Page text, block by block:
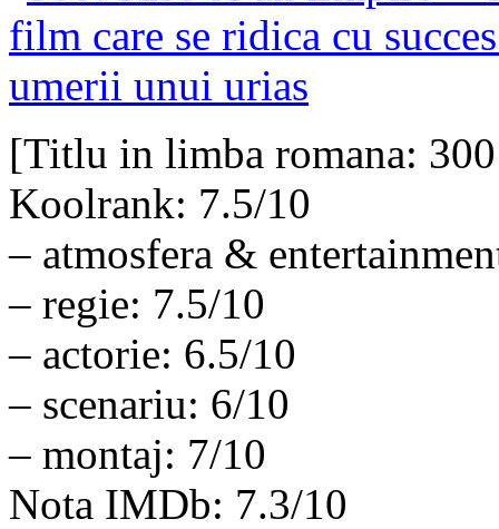
[Titlu in limba romana:
Koolrank: 7.5/10
– atmosfera &
– regie: 7.5/10
– actorie: 6.5/10
– scenariu: 6/10
– montaj: 7/10
Nota IMDb: 7.3/10